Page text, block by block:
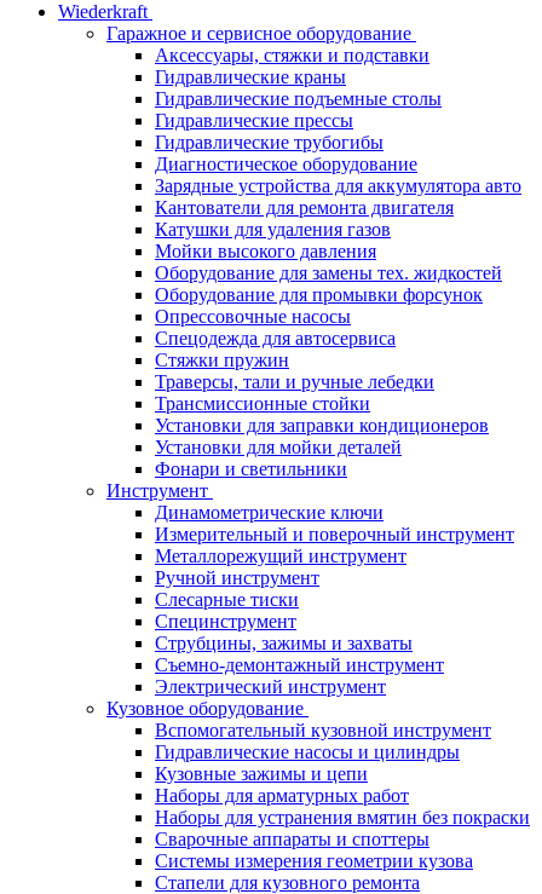
Wiederkraft
Гаражное и сервисное оборудование
Аксессуары, стяжки и подставки
Гидравлические краны
Гидравлические подъемные столы
Гидравлические прессы
Гидравлические трубогибы
Диагностическое оборудование
Зарядные устройства для аккумулятора авто
Кантователи для ремонта двигателя
Катушки для удаления газов
Мойки высокого давления
Оборудование для замены тех. жидкостей
Оборудование для промывки форсунок
Опрессовочные насосы
Спецодежда для автосервиса
Стяжки пружин
Траверсы, тали и ручные лебедки
Трансмиссионные стойки
Установки для заправки кондиционеров
Установки для мойки деталей
Фонари и светильники
Инструмент
Динамометрические ключи
Измерительный и поверочный инструмент
Металлорежущий инструмент
Ручной инструмент
Слесарные тиски
Специнструмент
Струбцины, зажимы и захваты
Съемно-демонтажный инструмент
Электрический инструмент
Кузовное оборудование
Вспомогательный кузовной инструмент
Гидравлические насосы и цилиндры
Кузовные зажимы и цепи
Наборы для арматурных работ
Наборы для устранения вмятин без покраски
Сварочные аппараты и споттеры
Системы измерения геометрии кузова
Стапели для кузовного ремонта